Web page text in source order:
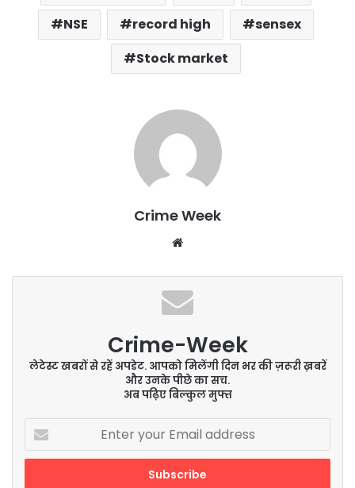
NSE
record high
sensex
Stock market
Crime Week
Crime-Week
लेटेस्ट खबरों से रहें अपडेट. आपको मिलेंगी दिन भर की ज़रूरी ख़बरें
और उनके पीछे का सच.
अब पढ़िए बिल्कुल मुफ्त
your
Email